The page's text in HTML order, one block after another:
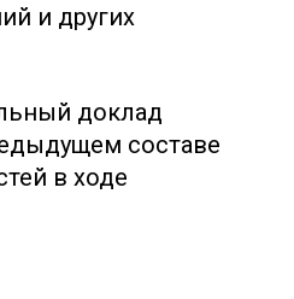
и других
доклад
составе
в ходе